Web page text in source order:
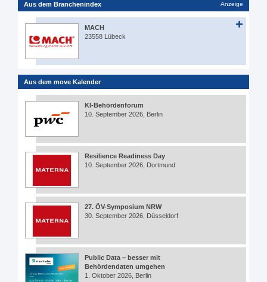
Aus dem Branchenindex Anzeige
MACH
23558 Lübeck
Aus dem move Kalender
KI-Behördenforum
10. September 2026, Berlin
Resilience Readiness Day
10. September 2026, Dortmund
27. ÖV-Symposium NRW
30. September 2026, Düsseldorf
Public Data – besser mit
Behördendaten umgehen
1. Oktober 2026, Berlin